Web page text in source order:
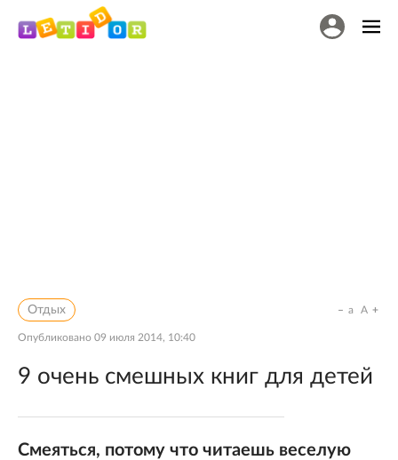
Отдых
Опубликовано 09 июля 2014, 10:40
a A
9 очень смешных книг для детей
Смеяться, потому что читаешь веселую